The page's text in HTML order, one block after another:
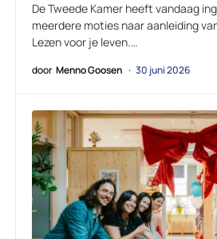
De Tweede Kamer heeft vandaag
meerdere moties naar aanleiding
Lezen voor je leven.…
door Menno Goosen 30 juni 2026